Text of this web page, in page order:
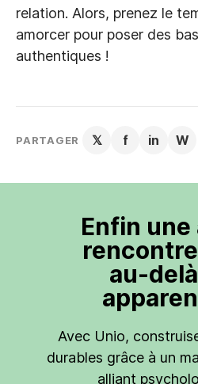
relation. Alors, prenez le
amorcer pour poser des
authentiques !
PARTAGER 𝕏 f in W
Enfin une
au-
Avec Unio,
durables grâce à un
alliant